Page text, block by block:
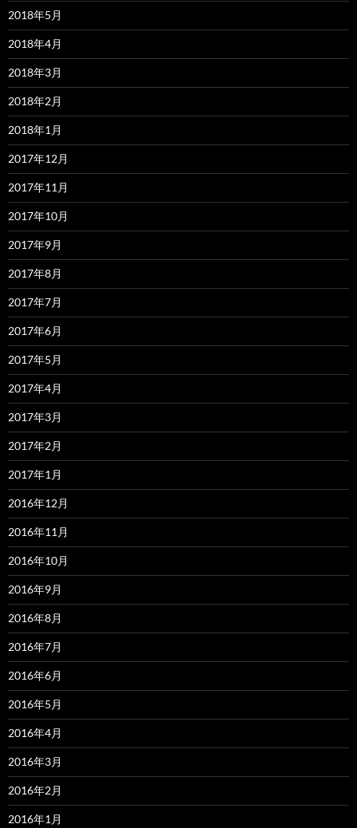
2018年5月
2018年4月
2018年3月
2018年2月
2018年1月
2017年12月
2017年11月
2017年10月
2017年9月
2017年8月
2017年7月
2017年6月
2017年5月
2017年4月
2017年3月
2017年2月
2017年1月
2016年12月
2016年11月
2016年10月
2016年9月
2016年8月
2016年7月
2016年6月
2016年5月
2016年4月
2016年3月
2016年2月
2016年1月